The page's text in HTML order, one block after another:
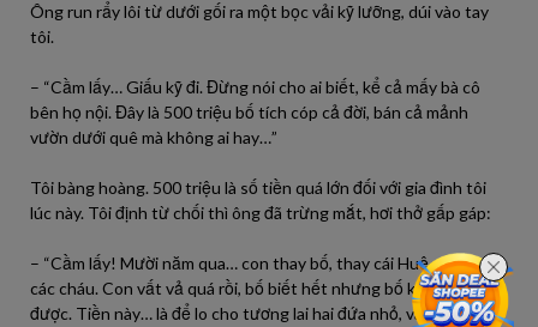
Ông run rẩy lôi từ dưới gối ra một bọc vải kỹ lưỡng, dúi vào tay
tôi.
– “Cầm lấy… Giấu kỹ đi. Đừng nói cho ai biết, kể cả mấy bà cô
bên họ nội. Đây là 500 triệu bố tích cóp cả đời, bán cả mảnh
vườn dưới quê mà không ai hay…”
Tôi bàng hoàng. 500 triệu là số tiền quá lớn đối với gia đình tôi
lúc này. Tôi định từ chối thì ông đã trừng mắt, hơi thở gấp gáp:
– “Cầm lấy! Mười năm qua… con thay bố, thay cái Huệ chăm sóc
các cháu. Con vất vả quá rồi, bố biết hết nhưng bố không nói
được. Tiền này… là để lo cho tương lai hai đứa nhỏ, và để con bớt